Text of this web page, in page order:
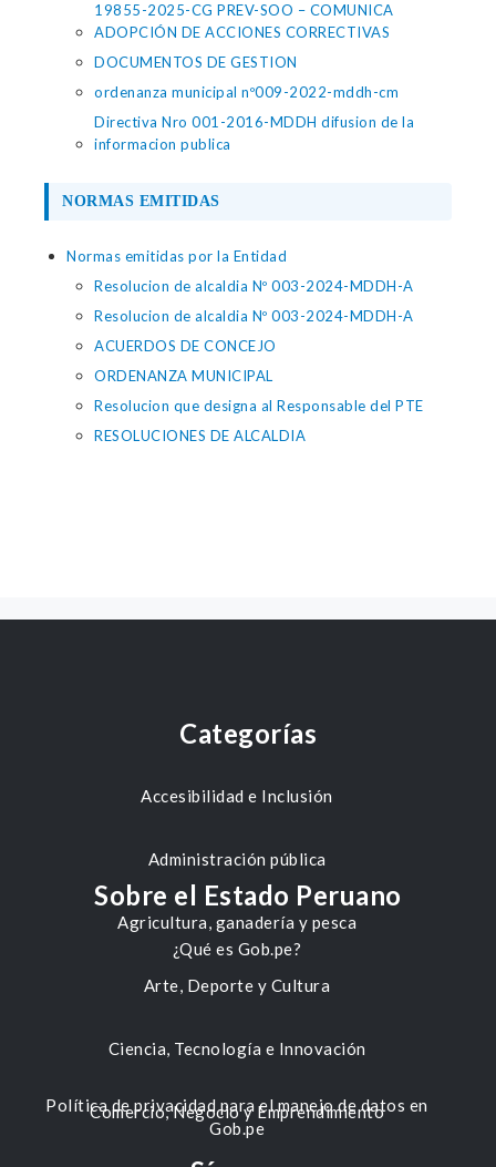
19855-2025-CG PREV-SOO – COMUNICA
ADOPCIÓN DE ACCIONES CORRECTIVAS
DOCUMENTOS DE GESTION
ordenanza municipal nº009-2022-mddh-cm
Directiva Nro 001-2016-MDDH difusion de la
informacion publica
NORMAS EMITIDAS
Normas emitidas por la Entidad
Resolucion de alcaldia Nº 003-2024-MDDH-A
Resolucion de alcaldia Nº 003-2024-MDDH-A
ACUERDOS DE CONCEJO
ORDENANZA MUNICIPAL
Resolucion que designa al Responsable del PTE
RESOLUCIONES DE ALCALDIA
Categorías
Accesibilidad e Inclusión
Administración pública
Agricultura, ganadería y pesca
Arte, Deporte y Cultura
Ciencia, Tecnología e Innovación
Comercio, Negocio y Emprendimiento
Sobre el Estado Peruano
¿Qué es Gob.pe?
Política de privacidad para el manejo de datos en
Gob.pe